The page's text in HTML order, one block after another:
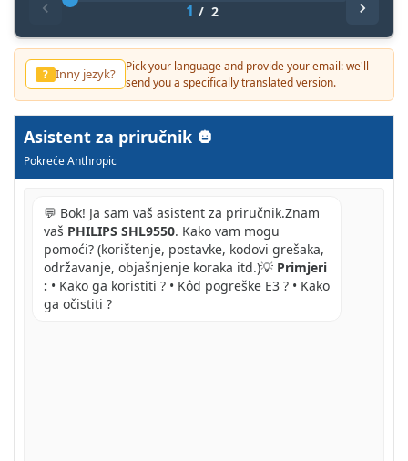
1 / 2
? Inny jezyk?
Pick your language and provide your email: we'll
send you a specifically translated version.
Asistent za priručnik
Pokreće Anthropic
💬 Bok! Ja sam vaš asistent za priručnik.Znam
vaš PHILIPS SHL9550. Kako vam mogu
pomoći? (korištenje, postavke, kodovi grešaka,
održavanje, objašnjenje koraka itd.)💡 Primjeri
: • Kako ga koristiti ? • Kôd pogreške E3 ? • Kako
ga očistiti ?